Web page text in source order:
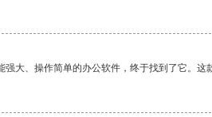
强大、操作简单的办公软件，终于找到了它。